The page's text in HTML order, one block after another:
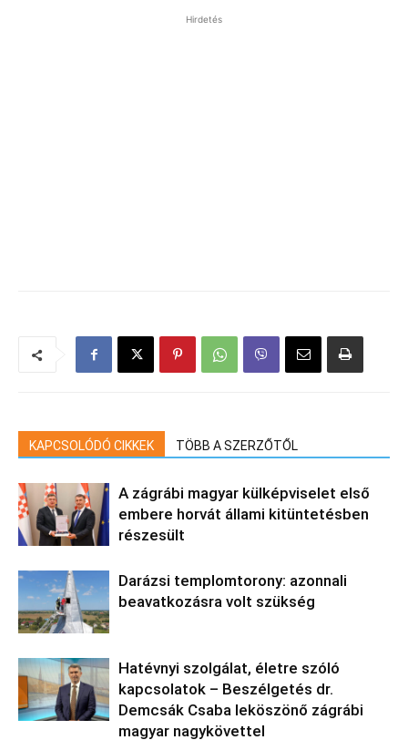
Hirdetés
KAPCSOLÓDÓ CIKKEK TÖBB A SZERZŐTŐL
A zágrábi magyar külképviselet első
embere horvát állami kitüntetésben
részesült
Darázsi templomtorony: azonnali
beavatkozásra volt szükség
Hatévnyi szolgálat, életre szóló
kapcsolatok – Beszélgetés dr.
Demcsák Csaba leköszönő zágrábi
magyar nagykövettel